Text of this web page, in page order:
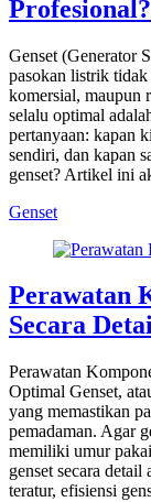
Profesional?
Genset (Generator
pasokan listrik
komersial, maupun
selalu optimal
pertanyaan: kapan
sendiri, dan kapan
genset? Artikel ini
Genset
Perawatan
Secara
Perawatan
Optimal Genset,
yang memastikan
pemadaman. Agar
memiliki umur
genset secara
teratur, efisiensi